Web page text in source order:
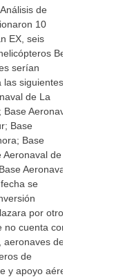
de
10
EX, seis
Bell
serían
las siguientes
de La
Aeronaval
Base
Base
Aeronaval de
Aeronaval
se
por otro
cuenta con
aeronaves de
de
y apoyo aéreo